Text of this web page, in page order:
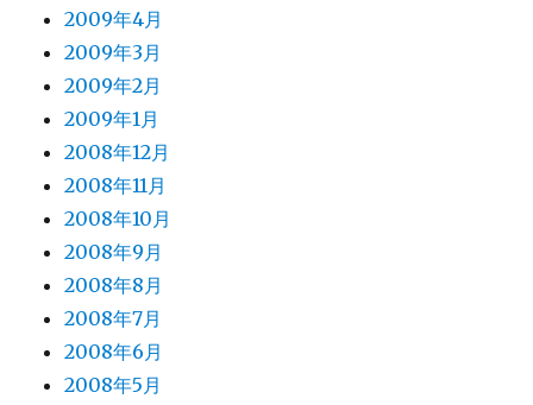
2009年4月
2009年3月
2009年2月
2009年1月
2008年12月
2008年11月
2008年10月
2008年9月
2008年8月
2008年7月
2008年6月
2008年5月